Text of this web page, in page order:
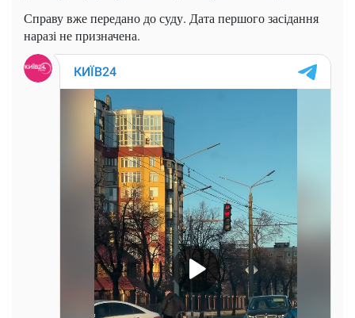
Справу вже передано до суду. Дата першого засідання
наразі не призначена.